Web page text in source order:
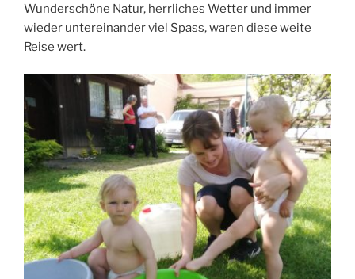
Wunderschöne Natur, herrliches Wetter und immer
wieder untereinander viel Spass, waren diese weite
Reise wert.